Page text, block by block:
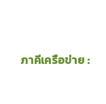
ภาคีเครือข่าย :